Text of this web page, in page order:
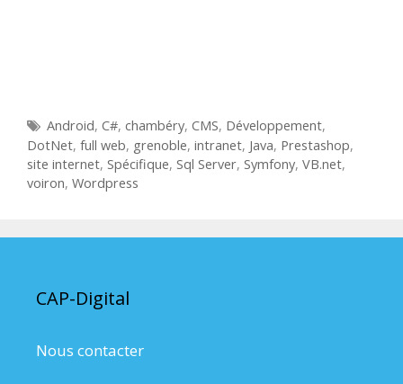
É
t
i
q
t
s
Android, C#, chambéry, CMS, Développement,
DotNet, full web, grenoble, intranet, Java, Prestashop,
site internet, Spécifique, Sql Server, Symfony, VB.net,
voiron, Wordpress
CAP-Digital
Nous contacter